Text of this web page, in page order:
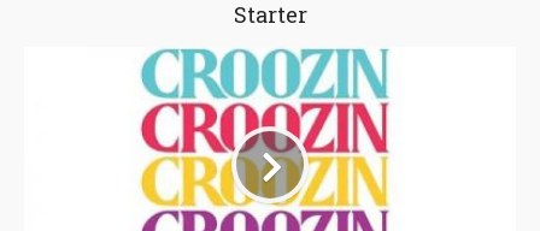
Starter